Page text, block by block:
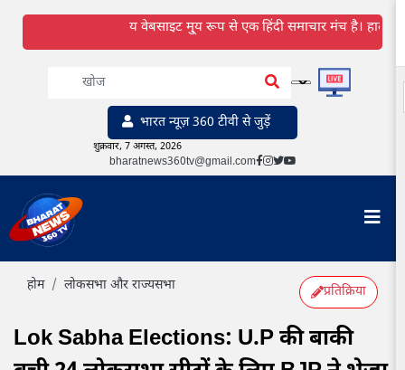
य वेबसाइट मु्य रूप से एक हिंदी समाचार मंच है। हालांकि
भारत न्यूज़ 360 टीवी से जुड़ें
शुक्रवार, 7 अगस्त, 2026
bharatnews360tv@gmail.com
होम लोकसभा और राज्यसभा प्रतिक्रिया
Lok Sabha Elections: U.P की बाकी